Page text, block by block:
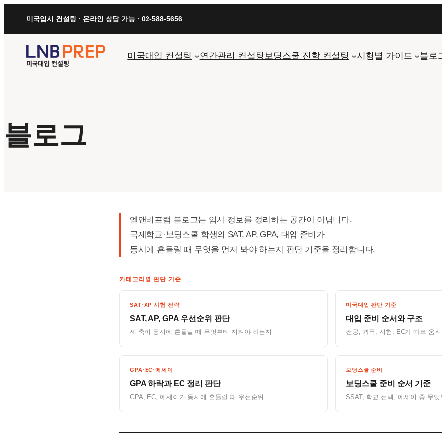
미국입시 컨설팅 · 온라인 상담 가능 · 02-588-5656
미국대입 컨설팅 연간관리 컨설팅 보딩스쿨 진학 컨설팅 시험별 가이드 블로
블로그
엘앤비프랩 블로그는 입시 정보를 정리하는 공간이 아닙니다.
국제학교·보딩스쿨 학생의 SAT, AP, GPA, 대입 준비가
동시에 흔들릴 때 무엇을 먼저 봐야 하는지 판단 기준을 정리합니다.
카테고리별 판단 기준
SAT·AP 시험 전략
SAT, AP, GPA 우선순위 판단
세 축이 동시에 흔들릴 때 무엇부터 지켜야 하는지
미국대입 판단 기준
대입 준비 순서와 구조
전공, 과목, 시험, EC가 따로 움
GPA·EC·에세이
GPA 하락과 EC 정리 판단
GPA, EC, 에세이가 동시에 흔들릴 때 우선순위
보딩스쿨 준비
보딩스쿨 준비 순서 기준
SSAT, 학교 선택, 에세이 중 무엇